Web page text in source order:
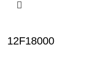
12F18000